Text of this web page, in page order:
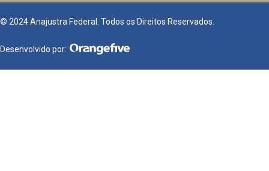
© 2024 Anajustra Federal. Todos os Direitos Reservados.
Desenvolvido por: